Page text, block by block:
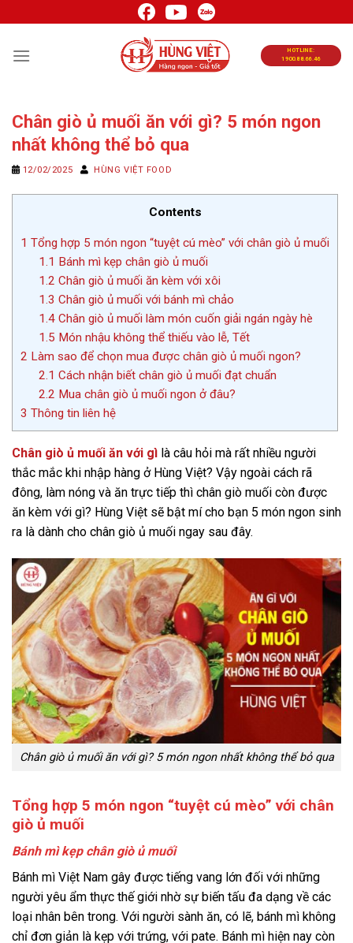
đến
nội
HOTLINE:
1900.88.66.46
Chân giò ủ muối ăn với gì? 5 món ngon
nhất không thể bỏ qua
12/02/2025 HÙNG VIỆT FOOD
Contents
1 Tổng hợp 5 món ngon “tuyệt cú mèo” với chân giò ủ muối
1.1 Bánh mì kẹp chân giò ủ muối
1.2 Chân giò ủ muối ăn kèm với xôi
1.3 Chân giò ủ muối với bánh mì chảo
1.4Chân giò ủ muối làm món cuốn giải ngán ngày hè
1.5 Món nhậu không thể thiếu vào lễ, Tết
2 Làm sao để chọn mua được chân giò ủ muối ngon?
2.1 Cách nhận biết chân giò ủ muối đạt chuẩn
2.2 Mua chân giò ủ muối ngon ở đâu?
3 Thông tin liên hệ
Chân giò ủ muối ăn với gì là câu hỏi mà rất nhiều người
thắc mắc khi nhập hàng ở Hùng Việt? Vậy ngoài cách rã
đông, làm nóng và ăn trực tiếp thì chân giò muối còn được
ăn kèm với gì? Hùng Việt sẽ bật mí cho bạn 5 món ngon sinh
ra là dành cho chân giò ủ muối ngay sau đây.
Chân giò ủ muối ăn với gì? 5 món ngon nhất không thể bỏ qua
Tổng hợp 5 món ngon “tuyệt cú mèo” với chân
giò ủ muối
Bánh mì kẹp chân giò ủ muối
Bánh mì Việt Nam gây được tiếng vang lớn đối với những
người yêu ẩm thực thế giới nhờ sự biến tấu đa dạng về các
loại nhân bên trong. Với người sành ăn, có lẽ, bánh mì không
chỉ đơn giản là kẹp với trứng, với pate. Bánh mì hiện nay còn